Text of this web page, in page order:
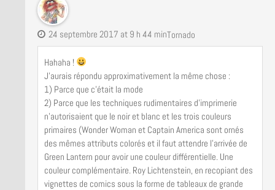
Tornado
24 septembre 2017 at 9 h 44 min
Hahaha !
J’aurais répondu approximativement la même chose :
1) Parce que c’était la mode
2) Parce que les techniques rudimentaires d’imprimerie
n’autorisaient que le noir et blanc et les trois couleurs
primaires (Wonder Woman et Captain America sont ornés
des mêmes attributs colorés et il faut attendre l’arrivée de
Green Lantern pour avoir une couleur différentielle. Une
couleur complémentaire. Roy Lichtenstein, en recopiant des
vignettes de comics sous la forme de tableaux de grande